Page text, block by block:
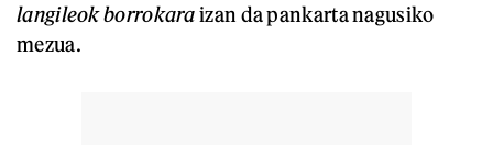
langileok borrokaraizan da pankarta nagusiko
mezua.